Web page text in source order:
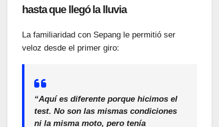
hasta que llegó la lluvia
La familiaridad con Sepang le permitió ser
veloz desde el primer giro:
“Aquí es diferente porque hicimos el
test. No son las mismas condiciones
ni la misma moto, pero tenía